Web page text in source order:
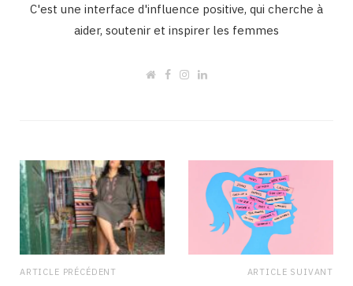
C'est une interface d'influence positive, qui cherche à
aider, soutenir et inspirer les femmes
W
F
I
m
L
ARTICLE PRÉCÉDENT ARTICLE SUIVANT